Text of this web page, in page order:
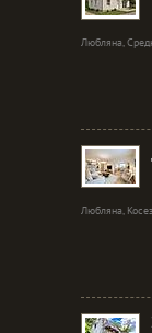
Любляна,
Любляна,